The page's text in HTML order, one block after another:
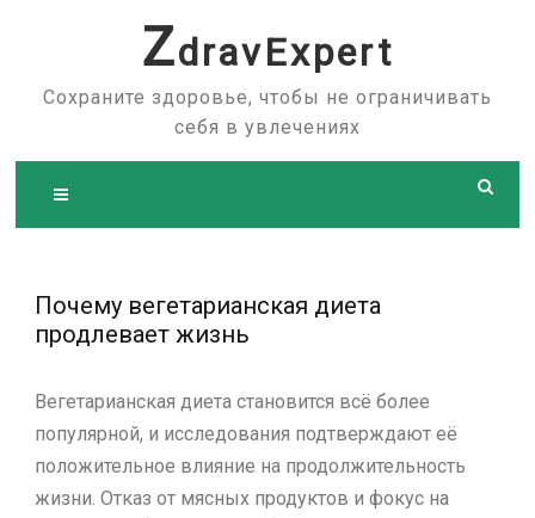
ZdravExpert
Сохраните здоровье, чтобы не ограничивать
себя в увлечениях
Почему вегетарианская диета
продлевает жизнь
Вегетарианская диета становится всё более
популярной, и исследования подтверждают её
положительное влияние на продолжительность
жизни. Отказ от мясных продуктов и фокус на